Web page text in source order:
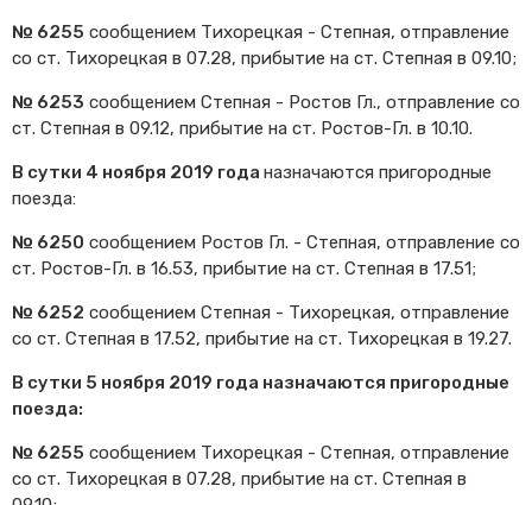
остановочным пунктам и
станциям
№ 6255 сообщением Тихорецкая - Степная, отправление
со ст. Тихорецкая в 07.28, прибытие на ст. Степная в 09.10;
№ 6253 сообщением Степная - Ростов Гл., отправление со
ст. Степная в 09.12, прибытие на ст. Ростов-Гл. в 10.10.
В сутки 4 ноября 2019 года назначаются пригородные
поезда:
№ 6250 сообщением Ростов Гл. - Степная, отправление со
ст. Ростов-Гл. в 16.53, прибытие на ст. Степная в 17.51;
№ 6252 сообщением Степная - Тихорецкая, отправление
со ст. Степная в 17.52, прибытие на ст. Тихорецкая в 19.27.
В сутки 5 ноября 2019 года назначаются пригородные
поезда:
№ 6255 сообщением Тихорецкая - Степная, отправление
со ст. Тихорецкая в 07.28, прибытие на ст. Степная в